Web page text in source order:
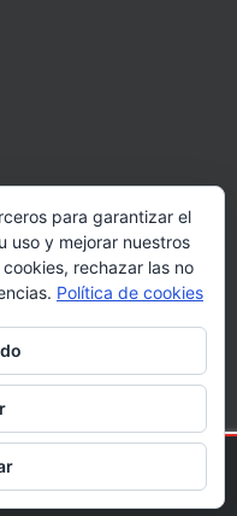
reservados |
para garantizar el
uso y mejorar nuestros
rechazar las no
Política de cookies